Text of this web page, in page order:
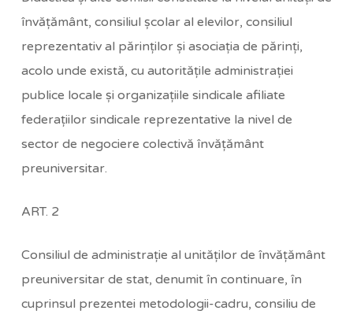
învăţământ, consiliul şcolar al elevilor, consiliul
reprezentativ al părinţilor şi asociaţia de părinţi,
acolo unde există, cu autorităţile administraţiei
publice locale şi organizaţiile sindicale afiliate
federaţiilor sindicale reprezentative la nivel de
sector de negociere colectivă învăţământ
preuniversitar.
ART. 2
Consiliul de administraţie al unităţilor de învăţământ
preuniversitar de stat, denumit în continuare, în
cuprinsul prezentei metodologii-cadru, consiliu de